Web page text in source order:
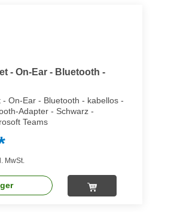
- On-Ear - Bluetooth -
- On-Ear - Bluetooth - kabellos -
Adapter - Schwarz -
Teams
MwSt.